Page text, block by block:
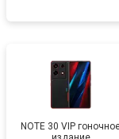
NOTE 30 VIP